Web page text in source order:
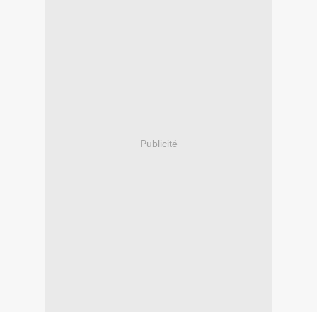
Publicité